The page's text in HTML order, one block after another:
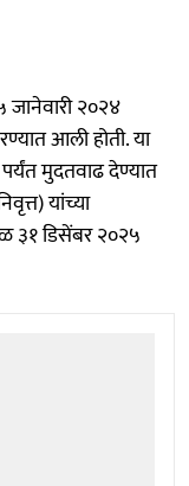
जानेवारी २०२४
आली होती. या
मुदतवाढ देण्यात
यांच्या
३१ डिसेंबर २०२५